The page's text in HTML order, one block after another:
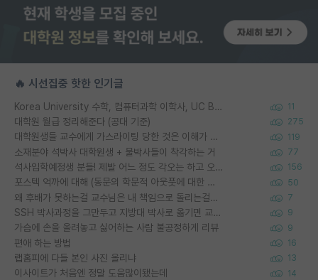
🔥 시선집중 핫한 인기글
Korea University 수학, 컴퓨터과학 이학사, UC Berkeley 산업공학 대학원 공학박사가 되는 것은 쉽지 않겠죠? 11
대학원 월급 정리해준다 (공대 기준) 275
대학원생들 교수에게 가스라이팅 당한 것은 이해가 갑니다. 안타깝네요. 119
소재분야 석박사 대학원생 + 물박사들이 착각하는 거 77
석사입학예정생 분들! 제발 어느 정도 각오는 하고 오세요. 156
포스텍 억까에 대해 (동문의 학문적 아웃풋에 대한 반박) 50
왜 후배가 못하는걸 교수님은 내 책임으로 돌리는걸까요? 7
SSH 박사과정을 그만두고 지방대 박사로 옮기면 교수의 꿈은 끝일까요? 9
가슴에 손을 올려놓고 싫어하는 사람 불공정하게 리뷰 9
편애 하는 방법 16
랩홈피에 다들 본인 사진 올리냐 13
이사이트가 처음엔 정말 도움많이됐는데 14